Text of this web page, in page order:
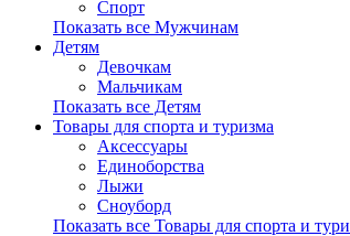
Спорт
Показать все Мужчинам
Детям
Девочкам
Мальчикам
Показать все Детям
Товары для спорта и туризма
Аксессуары
Единоборства
Лыжи
Сноуборд
Показать все Товары для спорта и